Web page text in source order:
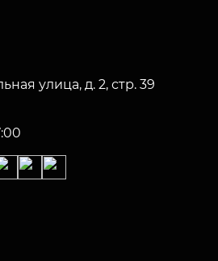
улица, д. 2, стр. 39